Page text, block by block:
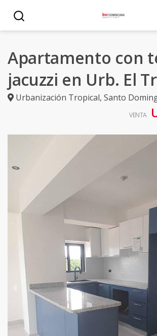
Apartamento con
jacuzzi en Urb. El
Urbanización Tropical, Santo
VENTA